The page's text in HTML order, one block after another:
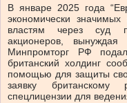
В январе 2025 года
экономически
властям через суд
акционеров,
Минпромторг РФ
британский холдинг
помощью для защиты
заявку
спецлицензии для